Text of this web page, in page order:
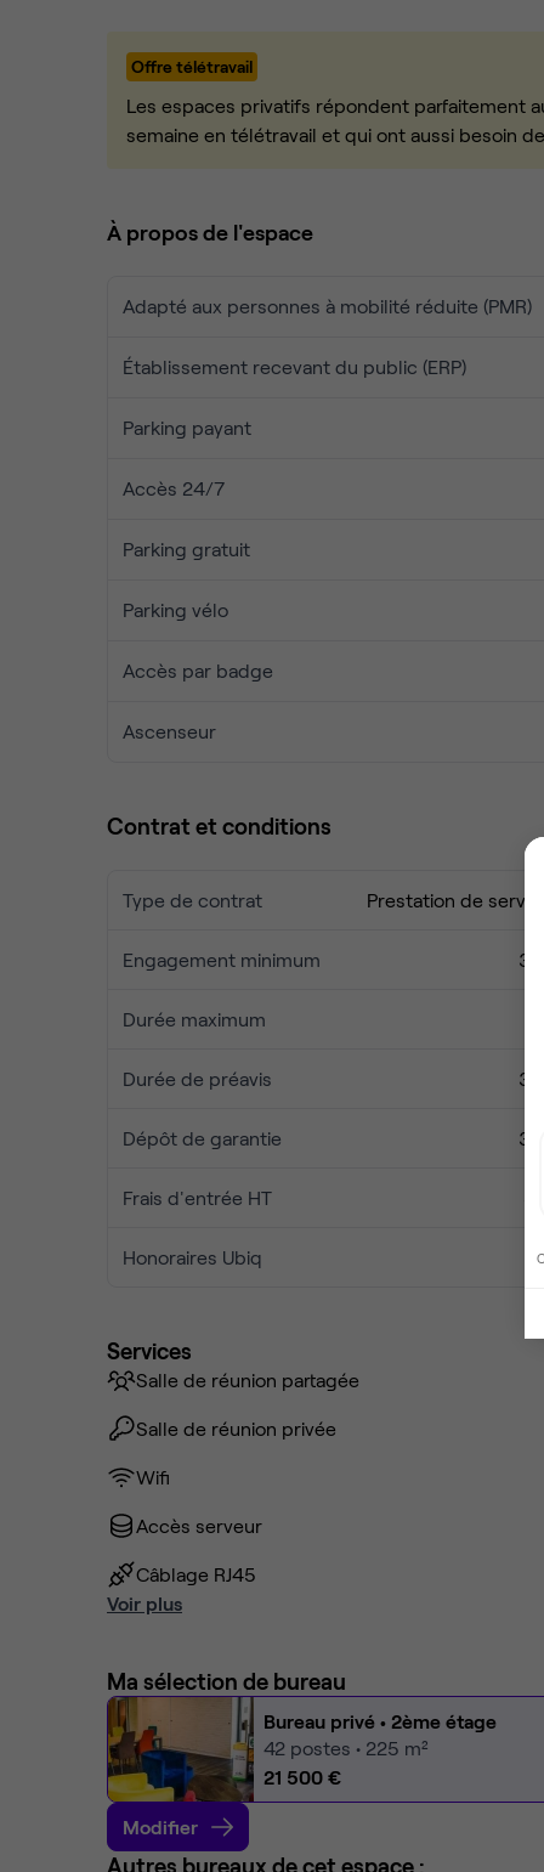
immobilière, la maintenance et le nettoyage (6
cela, nous fournissons la domiciliation fiscale
réception et l'envoi du courrier (contrat de
Offre télétravail
Les espaces privatifs répondent parfaitement
semaine en télétravail et qui ont aussi besoin
À propos de l'espace
Adapté aux personnes à mobilité réduite (PMR)
Établissement recevant du public (ERP)
Parking payant
Accès 24/7
Parking gratuit
Parking vélo
Accès par badge
Ascenseur
Contrat et conditions
Type de contrat Prestation de
Engagement minimum 3
Durée maximum
Durée de préavis 3
Dépôt de garantie 3
Frais d'entrée HT
Honoraires Ubiq
Services
Salle de réunion partagée
Salle de réunion privée
Wifi
Accès serveur
Câblage RJ45
Voir plus
Ma sélection de bureau
Bureau privé • 2ème étage
42 postes • 225 m²
21 500 €
Modifier
Autres bureaux de cet espace :